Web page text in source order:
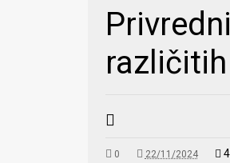
0 22/11/2024